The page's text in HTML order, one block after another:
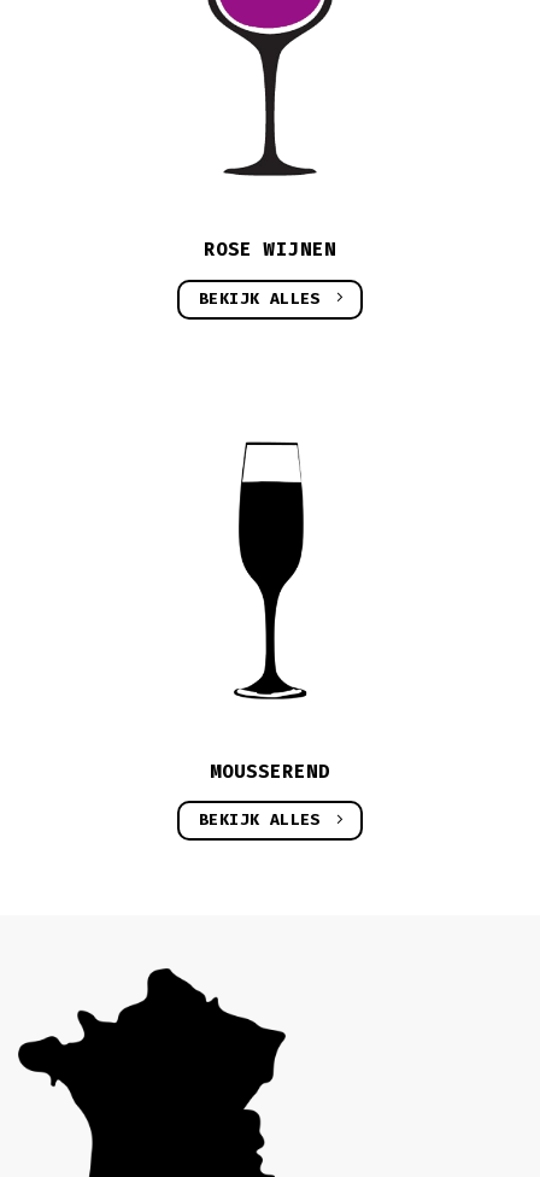
ROSE WIJNEN
BEKIJK ALLES
MOUSSEREND
BEKIJK ALLES